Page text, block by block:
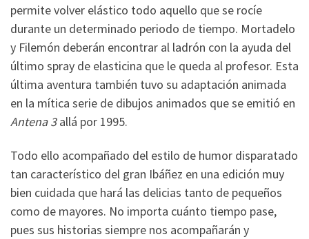
permite volver elástico todo aquello que se rocíe
durante un determinado periodo de tiempo. Mortadelo
y Filemón deberán encontrar al ladrón con la ayuda del
último spray de elasticina que le queda al profesor. Esta
última aventura también tuvo su adaptación animada
en la mítica serie de dibujos animados que se emitió en
Antena 3allá por 1995.
Todo ello acompañado del estilo de humor disparatado
tan característico del gran Ibáñez en una edición muy
bien cuidada que hará las delicias tanto de pequeños
como de mayores. No importa cuánto tiempo pase,
pues sus historias siempre nos acompañarán y